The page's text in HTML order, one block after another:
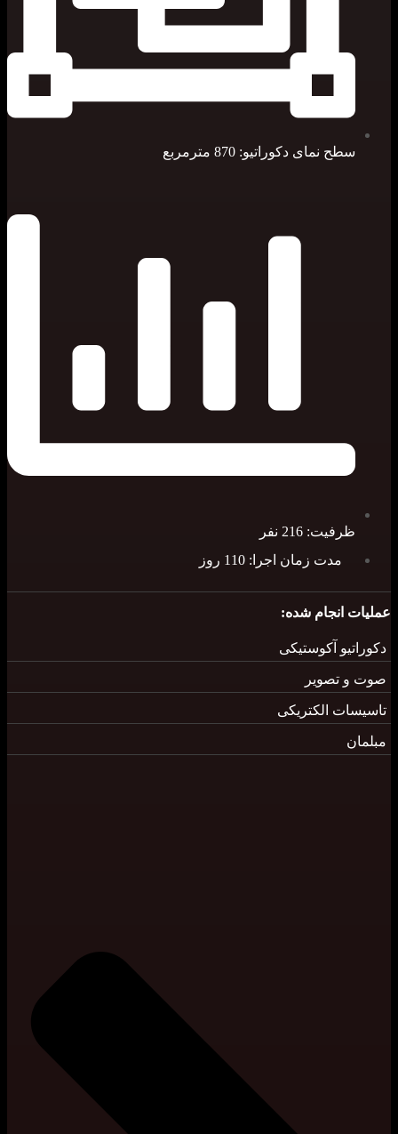
سطح نمای دکوراتیو: 870 مترمربع
ظرفیت: 216 نفر
مدت زمان اجرا: 110 روز
انجام شده:
آکوستیکی
و تصویر
الکتریکی